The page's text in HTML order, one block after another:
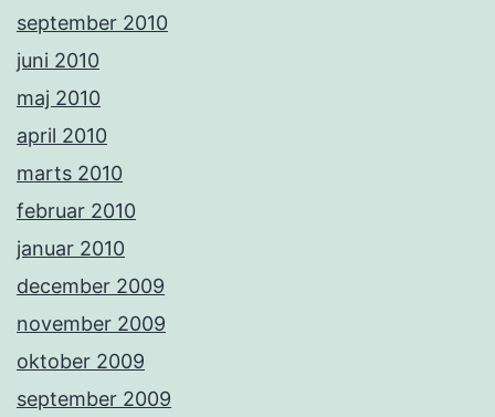
september 2010
juni 2010
maj 2010
april 2010
marts 2010
februar 2010
januar 2010
december 2009
november 2009
oktober 2009
september 2009